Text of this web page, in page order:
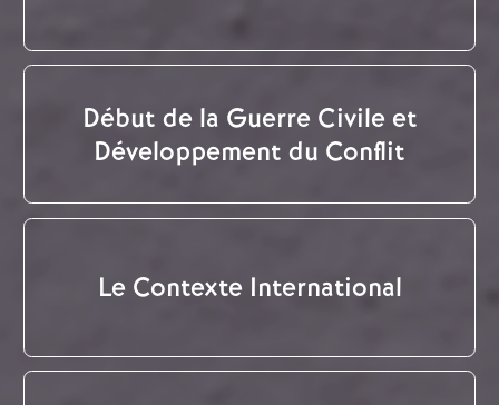
Début de la Guerre Civile et
Développement du Conflit
Le Contexte International